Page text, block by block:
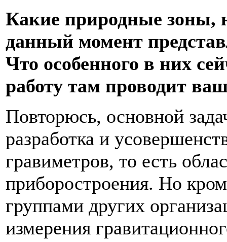
Какие природные зоны,
данный момент
Что особенного в них
работу там проводит
Повторюсь, основной
разработка и
гравиметров, то есть
приборостроения. Но
группами других
измерения